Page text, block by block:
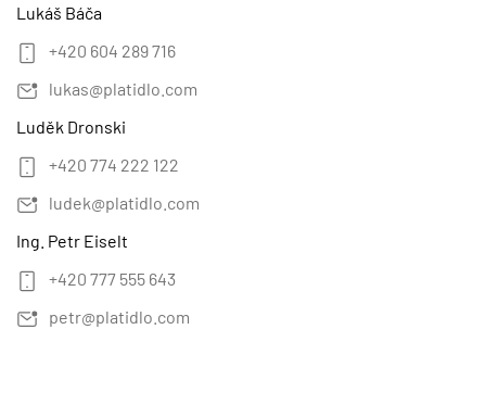
Lukáš Báča
+420 604 289 716
lukas@platidlo.com
Luděk Dronski
+420 774 222 122
ludek@platidlo.com
Ing. Petr Eiselt
+420 777 555 643
petr@platidlo.com